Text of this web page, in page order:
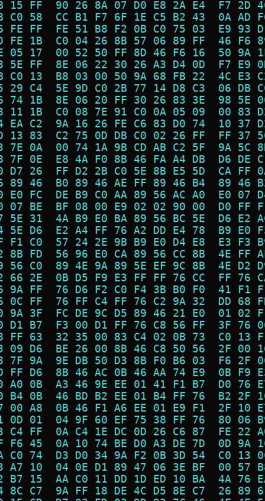
15 FF  90 26 8A 07 D0 E8 2A E4  F7
C0 58  CC B1 F7 6F 1E C5 B2 43  0A
FE FF  FE 51 B8 F2 0B C0 75 03  E9
FE 1B  C0 04 26 8B 57 06 89 FF  46
05 17  00 52 50 FF 8D 46 F6 16  50
5E FF  8E 06 22 30 26 A3 D4 0D  F7
C0 13  B8 03 00 50 9A 68 FB 22  4C
29 C4  5E 9D C0 2B 77 14 D8 C3  06
74 1B  8E 06 20 FF 30 26 83 3E  98
11 1B  C0 08 7E 91 C0 0A 05 09  00
EA C2  9A 16 26 FE C6 83 D0 74  10
13 83  C2 75 0D DB C0 02 26 FF  FF
7E 0A  00 74 1A 9B CD AB C2 5F  9A
7F 0E  E8 4A F0 8B 46 FA A4 DB  D6
D7 26  FF D2 2B C0 5E 8B E5 5D  CA
89 46  B0 89 46 AE FF 89 46 B4  89
E0 FC  DE B9 C0 AA 89 56 AC A0  E0
07 BE  BF 08 00 E9 02 02 90 00  D0
5E 31  4A B9 E0 BA 89 56 BC 5E  D6
5E D6  E2 A4 FF 76 A2 DD E4 78  B9
F1 C0  57 24 2E 9B B9 E0 D4 E8  E3
8B FD  56 96 E0 CA 89 56 CC 8B  4E
56 C0  89 4E 9A 89 5E EF 9C 8B  4E
66 2E  0B D5 F9 E3 FF FF 76 CC  FF
9A FF  76 D6 F2 C0 F4 3B B0 F0  41
0C FF  76 FF C4 FF 76 C2 9A 32  DD
9A 3F  FC DE 9C D5 89 46 21 E0  01
D1 B7  F3 00 D1 FF 76 C8 56 FF  3F
FF 63  32 35 00 83 C4 02 0B 73  C0
09 D6  BE 26 00 8B 46 C8 50 56  2F
7F 9A  9E DB 50 D3 8B F0 B6 03  F6
FF D6  8B 46 AC 0B 46 AA 74 E9  0B
A0 0B  A3 46 9E EE 01 41 F1 B7  D0
B4 0B  46 BD B2 EE 01 B4 FF 76  B2
00 A8  0B 46 F1 A6 EE 01 E9 F1  2F
0D 01  04 9F 60 EF 75 38 FF 76  80
C4 FF  0A C4 1E DC 0D 26 C6 87  FE
F6 45  0A 10 74 BE D0 A3 DE 7D  0D
C0 74  D3 D0 34 9A F2 0B 3D 54  C0
A7 10  04 0E D1 89 47 06 3E BF  00
B7 15  AA C0 11 DD 1D ED 10 BA  4A
8C C7  9A FF 18 DE 4C D5 8E C7  26